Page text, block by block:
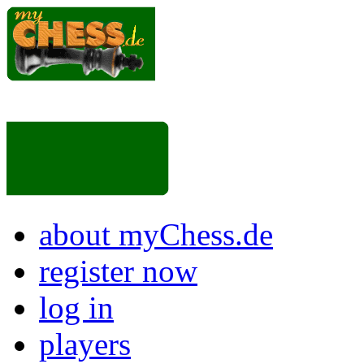
about myChess.de
register now
log in
players